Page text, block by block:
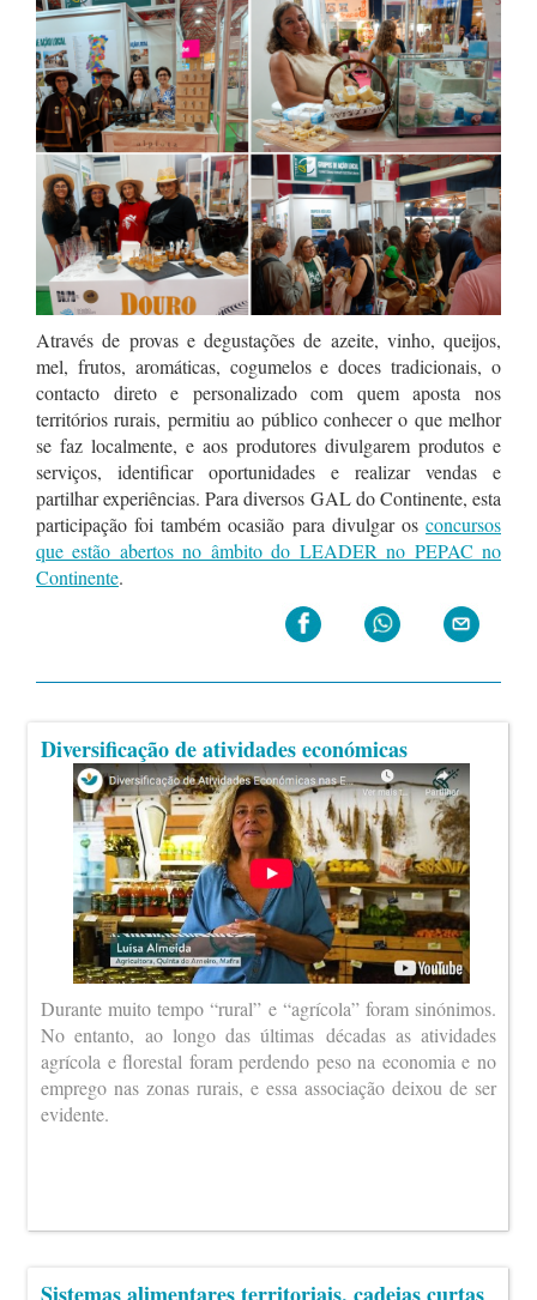
Através de provas e degustações de azeite, vinho, queijos,
mel, frutos, aromáticas, cogumelos e doces tradicionais, o
contacto direto e personalizado com quem aposta nos
territórios rurais, permitiu ao público conhecer o que melhor
se faz localmente, e aos produtores divulgarem produtos e
serviços, identificar oportunidades e realizar vendas e
partilhar experiências. Para diversos GAL do Continente, esta
participação foi também ocasião para divulgar os concursos
que estão abertos no âmbito do LEADER no PEPAC no
Continente.
Diversificação de atividades económicas
Durante muito tempo “rural” e “agrícola” foram sinónimos.
No entanto, ao longo das últimas décadas as atividades
agrícola e florestal foram perdendo peso na economia e no
emprego nas zonas rurais, e essa associação deixou de ser
evidente.
Sistemas alimentares territoriais, cadeias curtas